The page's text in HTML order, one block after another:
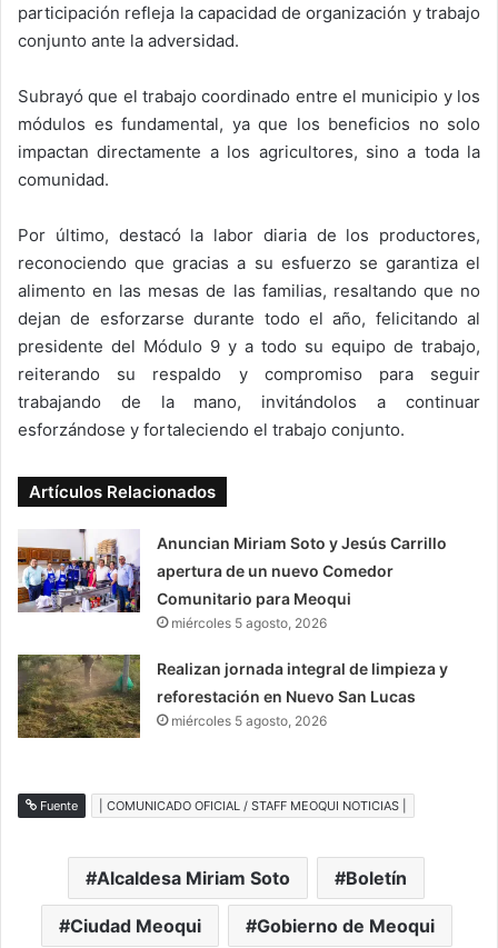
participación refleja la capacidad de organización y trabajo
conjunto ante la adversidad.
Subrayó que el trabajo coordinado entre el municipio y los
módulos es fundamental, ya que los beneficios no solo
impactan directamente a los agricultores, sino a toda la
comunidad.
Por último, destacó la labor diaria de los productores,
reconociendo que gracias a su esfuerzo se garantiza el
alimento en las mesas de las familias, resaltando que no
dejan de esforzarse durante todo el año, felicitando al
presidente del Módulo 9 y a todo su equipo de trabajo,
reiterando su respaldo y compromiso para seguir
trabajando de la mano, invitándolos a continuar
esforzándose y fortaleciendo el trabajo conjunto.
Artículos Relacionados
Anuncian Miriam Soto y Jesús Carrillo
apertura de un nuevo Comedor
Comunitario para Meoqui
miércoles 5 agosto, 2026
Realizan jornada integral de limpieza y
reforestación en Nuevo San Lucas
miércoles 5 agosto, 2026
Fuente | COMUNICADO OFICIAL / STAFF MEOQUI NOTICIAS |
Alcaldesa Miriam Soto Boletín
Ciudad Meoqui Gobierno de Meoqui